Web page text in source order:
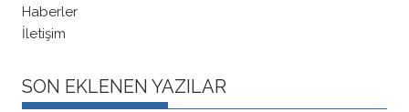
Haberler
İletişim
SON EKLENEN YAZILAR